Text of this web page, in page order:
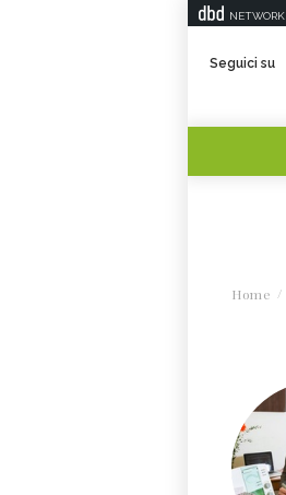
NETWORK
Seguici su
Home